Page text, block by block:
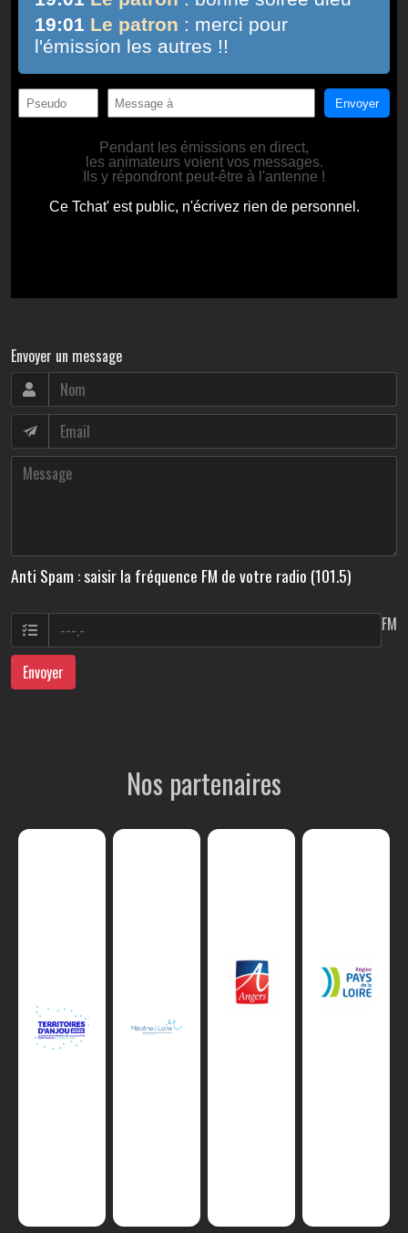
Envoyer un message
Anti Spam : saisir la fréquence FM de votre radio (101.5)
FM
Envoyer
Nos partenaires